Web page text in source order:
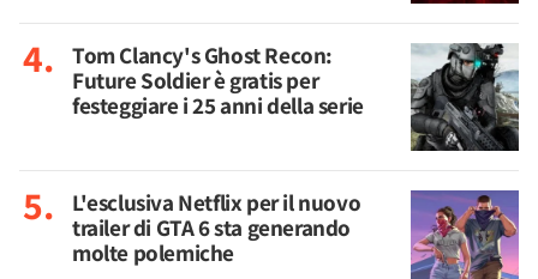
Tom Clancy's Ghost Recon:
Future Soldier è gratis per
festeggiare i 25 anni della serie
L'esclusiva Netflix per il nuovo
trailer di GTA 6 sta generando
molte polemiche